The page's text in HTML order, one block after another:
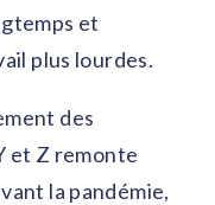
et
plus lourdes.
des
et Z remonte
la pandémie,